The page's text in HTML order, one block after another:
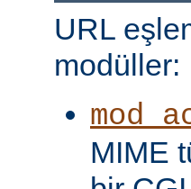
URL
modüller:
MIME